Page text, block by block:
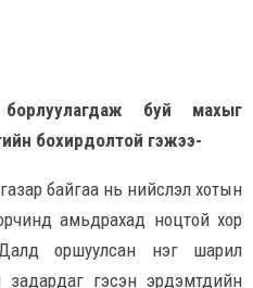
буй махыг
бохирдолтой гэжээ-
байгаа нь нийслэл хотын
амьдрахад ноцтой хор
оршуулсан нэг шарил
гэсэн эрдэмтдийн